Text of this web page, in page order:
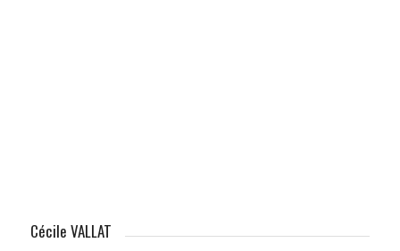
Cécile VALLAT